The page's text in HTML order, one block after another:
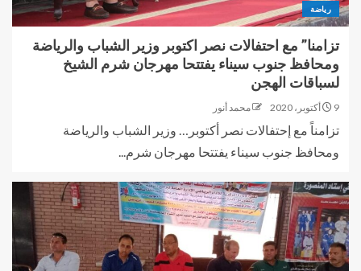
رياضة
تزامنا” مع احتفالات نصر اكتوبر وزير الشباب والرياضة
ومحافظ جنوب سيناء يفتتحا مهرجان شرم الشيخ
لسباقات الهجن
9 أكتوبر، 2020 محمد أنور
تزامناً مع إحتفالات نصر أكتوبر… وزير الشباب والرياضة
ومحافظ جنوب سيناء يفتتحا مهرجان شرم...